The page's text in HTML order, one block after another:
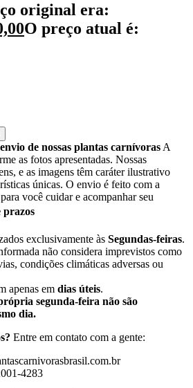
original era:
O preço atual é:
de nossas plantas carnívoras A
as fotos apresentadas. Nossas
e as imagens têm caráter ilustrativo
únicas. O envio é feito com a
você cuidar e acompanhar seu
prazos
exclusivamente às Segundas-feiras.
não considera imprevistos como
condições climáticas adversas ou
apenas em dias úteis.
segunda-feira não são
dia.
Entre em contato com a gente:
4283